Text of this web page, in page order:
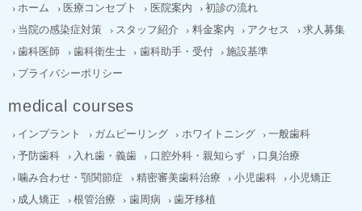
ホーム 医療コンセプト 医院案内
初診の流れ
当院の感染症対策
スタッフ紹介 料金案内 アクセス
求人募集
歯科医師
歯科衛生士 歯科助手・受付
施設基準
プライバシーポリシー
medical courses
インプラント ガムピーリング ホワイトニング
一般歯科
予防歯科
入れ歯・義歯 口腔外科・親知らず
口臭治療
噛み合わせ・顎関節症
精密審美歯科治療 小児歯科
小児矯正
成人矯正
根管治療 歯周病 歯牙移植